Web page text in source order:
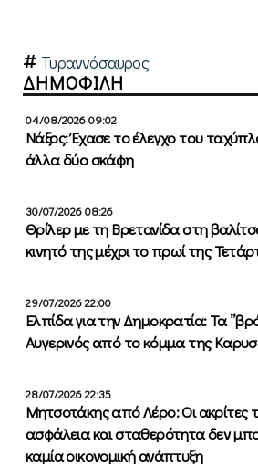
Τυραννόσαυρος
ΔΗΜΟΦΙΛΗ
04/08/2026 09:02
Νάξος: Έχασε το έλεγχο του
άλλα δύο σκάφη
30/07/2026 08:26
Θρίλερ με τη Βρετανίδα στη
κινητό της μέχρι το πρωί της
29/07/2026 22:00
Ελπίδα για την Δημοκρατία: Τα
Αυγερινός από το κόμμα της
28/07/2026 22:35
Μητσοτάκης από Λέρο: Οι ακρίτες
ασφάλεια και σταθερότητα δεν
καμία οικονομική ανάπτυξη